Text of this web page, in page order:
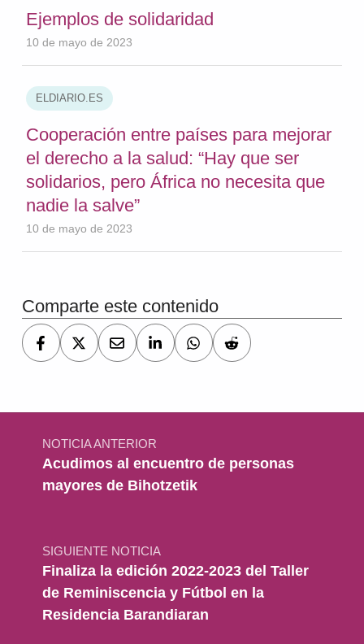
Ejemplos de solidaridad
10 de mayo de 2023
ELDIARIO.ES
Cooperación entre países para mejorar
el derecho a la salud: “Hay que ser
solidarios, pero África no necesita que
nadie la salve”
10 de mayo de 2023
Volver a la navegación principal
Comparte este contenido
Navegación de entradas
NOTICIA ANTERIOR
Acudimos al encuentro de personas
mayores de Bihotzetik
SIGUIENTE NOTICIA
Finaliza la edición 2022-2023 del Taller
de Reminiscencia y Fútbol en la
Residencia Barandiaran